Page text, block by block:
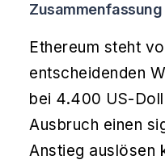
Ethereum steht
entscheidenden
bei 4.400 US-
Ausbruch einen
Anstieg auslösen